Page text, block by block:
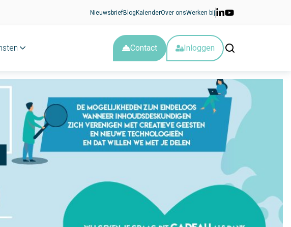
NieuwsbriefBlog KalenderOver onsWerken bij
Contact Inloggen